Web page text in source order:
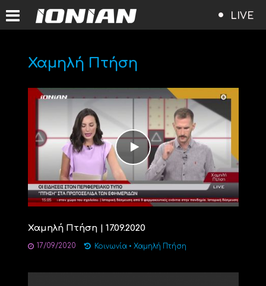
LIVE
Χαμηλή Πτήση
Χαμηλή Πτήση | 17.09.2020
17/09/2020 Κοινωνία • Χαμηλή Πτήση